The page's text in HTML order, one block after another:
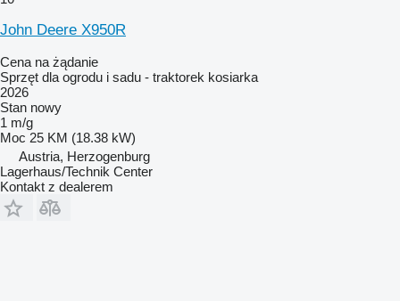
John Deere X950R
Cena na żądanie
Sprzęt dla ogrodu i sadu - traktorek kosiarka
2026
Stan nowy
1 m/g
Moc 25 KM (18.38 kW)
Austria, Herzogenburg
Lagerhaus/Technik Center
Kontakt z dealerem